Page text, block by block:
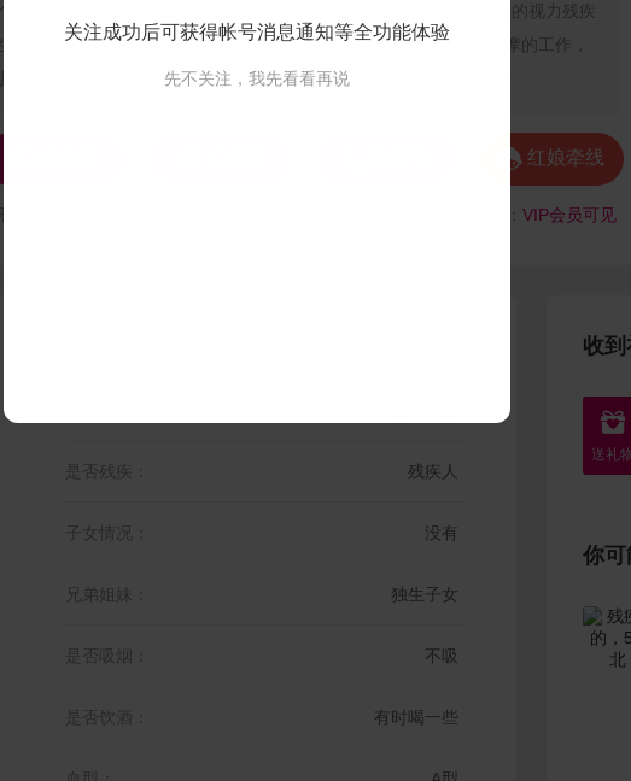
个人独白：
今年34岁性格有点内向，喜欢听歌看电影。本人带点轻微的视力残疾
生活完全可以自理，有能力照顾另一半。现在在县城里上班做推拿按摩的工作，
县城里有房老家也有房。希望找一个心地善良孝顺父母的另...
 红娘牵线
VIP会员可见
是否残疾： 残疾人
子女情况： 没有
兄弟姐妹： 独生子女
是否吸烟： 不吸
是否饮酒： 有时喝一些
收

你可
关注成功后可获得帐号消息通知等全功能体验
先不关注，我先看看再说